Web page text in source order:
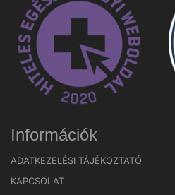
Információk
ADATKEZELÉSI TÁJÉKOZTATÓ
KAPCSOLAT